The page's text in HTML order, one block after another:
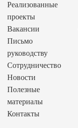
Реализованные
проекты
Вакансии
Письмо
руководству
Сотрудничество
Новости
Полезные
материалы
Контакты